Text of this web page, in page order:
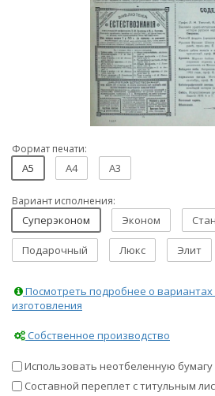
Формат печати:
A5 A4 A3
Вариант исполнения:
Суперэконом Эконом
Подарочный Люкс Элит
Посмотреть подробнее о вариантах
изготовления
Собственное производство
Использовать неотбеленную
Составной переплет с титульным